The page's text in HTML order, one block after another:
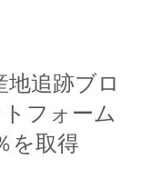
追跡ブロ
フォーム
を取得